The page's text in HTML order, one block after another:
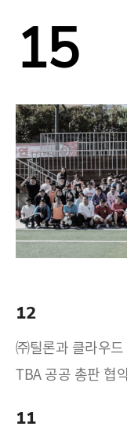
15
12
㈜틸론과 클라우
TBA 공공 총판 협
11